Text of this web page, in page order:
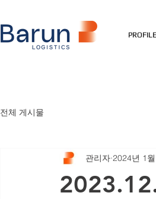
PROFILE
전체 게시물
관리자 2024년 1